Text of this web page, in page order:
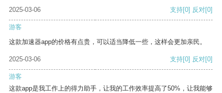
2025-03-06
支持[0] 反对[0]
游客
这款加速器app的价格有点贵，可以适当降低一些，这样会更加亲民。
2025-03-06 支持[0] 反对[0]
游客
这款app是我工作上的得力助手，让我的工作效率提高了50%，让我能够